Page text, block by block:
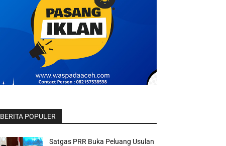
BERITA POPULER
Satgas PRR Buka Peluang Usulan